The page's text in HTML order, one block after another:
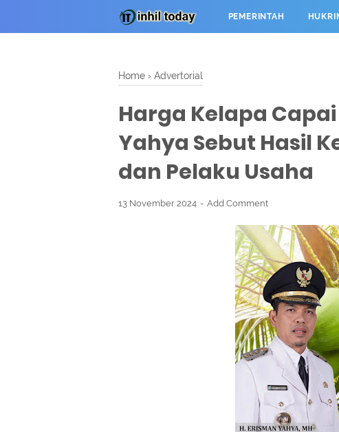
PEMERINTAH
Home › Advertorial
Harga Kelapa Capai
Yahya Sebut Hasil
dan Pelaku Usaha
13 November 2024 Add Comment